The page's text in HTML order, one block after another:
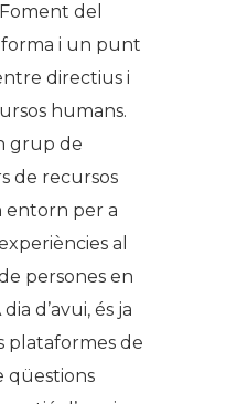
del
i un punt
directius i
humans.
grup de
de recursos
entorn per a
al
persones en
d’avui, és ja
plataformes de
qüestions